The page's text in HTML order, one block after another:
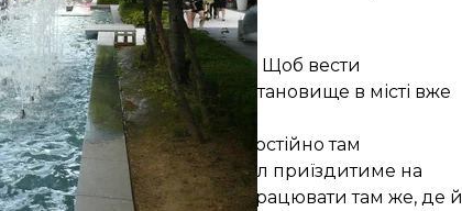
води тощо.
дані
ніж в інших містах. Щоб вести
середнього, і через це становище в місті вже
і планували: мовляв, постійно там
персонал приїздитиме на
більшість людей хочуть працювати там же, де й